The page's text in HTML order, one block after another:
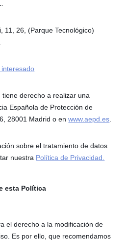
11, 26, (Parque Tecnológico)
derecho a realizar una
Española de Protección de
28001 Madrid o enwww.aepd.es
sobre el tratamiento de datos
nuestra Política de Privacidad.
esta Política
el derecho a la modificación de
Es por ello, que recomendamos